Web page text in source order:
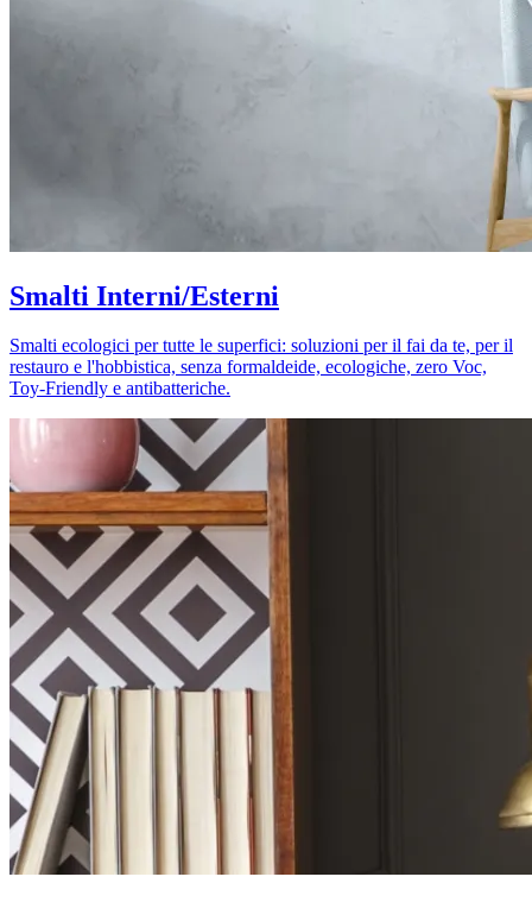
Smalti Interni/Esterni
Smalti ecologici per tutte le superfici: soluzioni per il fai da te, per il
restauro e l'hobbistica, senza formaldeide, ecologiche, zero Voc,
Toy-Friendly e antibatteriche.